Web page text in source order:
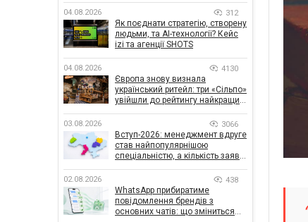
04.08.2026 312
Як поєднати стратегію, створену
людьми, та AI-технології? Кейс
izi та агенції SHOTS
04.08.2026 4130
Європа знову визнала
український ритейл: три «Сільпо»
увійшли до рейтингу найкращих
03.08.2026 3066
Вступ-2026: менеджмент вдруге
став найпопулярнішою
спеціальністю, а кількість заяв
02.08.2026 438
WhatsApp прибиратиме
повідомлення брендів з
основних чатів: що зміниться